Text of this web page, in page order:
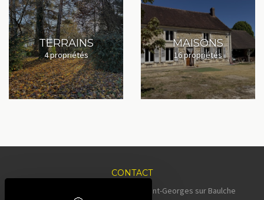
TERRAINS
4 propriétés
MAISONS
16 propriétés
CONTACT
Adresse : 52, Grande Rue 89000 Saint-Georges sur Baulche